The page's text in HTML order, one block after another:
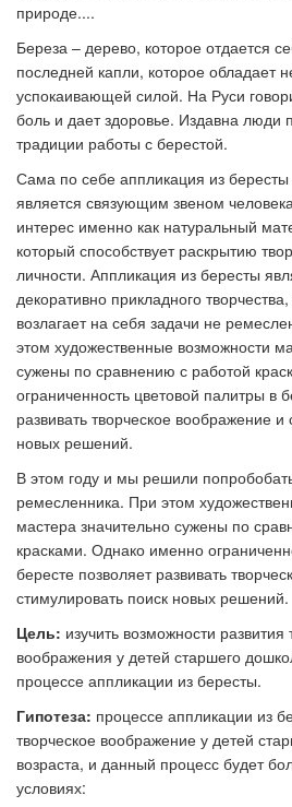
природе....
Береза – дерево, которое отдается
последней капли, которое обладает
успокаивающей силой. На Руси
боль и дает здоровье. Издавна люди
традиции работы с берестой.
Сама по себе аппликация из
является связующим звеном
интерес именно как натуральный
который способствует раскрытию
личности. Аппликация из бересты
декоративно прикладного
возлагает на себя задачи не
этом художественные возможности
сужены по сравнению с работой
ограниченность цветовой палитры в
развивать творческое воображение и
новых решений.
В этом году и мы решили
ремесленника. При этом
мастера значительно сужены по
красками. Однако именно
бересте позволяет развивать
стимулировать поиск новых решений.
Цель: изучить возможности развития
воображения у детей старшего
процессе аппликации из бересты.
Гипотеза: процессе аппликации из
творческое воображение у детей
возраста, и данный процесс будет
условиях: